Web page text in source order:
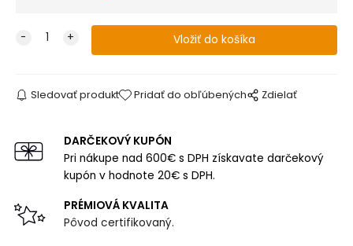
Sledovať produkt Pridať do obľúbených Zdielať
DARČEKOVÝ KUPÓN
Pri nákupe nad 600€ s DPH získavate darčekový
kupón v hodnote 20€ s DPH.
PRÉMIOVÁ KVALITA
Pôvod certifikovaný.